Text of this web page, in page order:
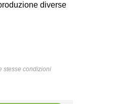
diverse
stesse condizioni